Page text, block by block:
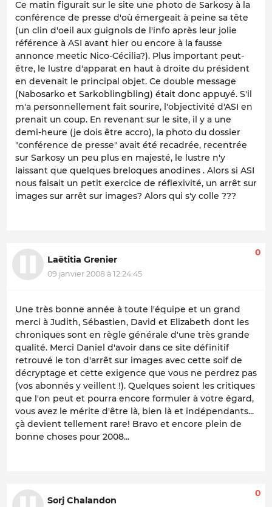
Ce matin figurait sur le site une photo de Sarkosy à la
conférence de presse d'où émergeait à peine sa tête
(un clin d'oeil aux guignols de l'info après leur jolie
référence à ASI avant hier ou encore à la fausse
annonce meetic Nico-Cécilia?). Plus important peut-
être, le lustre d'apparat en haut à droite du président
en devenait le principal objet. Ce double message
(Nabosarko et Sarkoblingbling) était donc appuyé. S'il
m'a personnellement fait sourire, l'objectivité d'ASI en
prenait un coup. En revenant sur le site, il y a une
demi-heure (je dois être accro), la photo du dossier
"conférence de presse" avait été recadrée, recentrée
sur Sarkosy un peu plus en majesté, le lustre n'y
laissant que quelques breloques anodines . Alors si ASI
nous faisait un petit exercice de réflexivité, un arrêt sur
images sur arrêt sur images? Alors qui s'y colle ???
Laëtitia Grenier
09 janvier 2008 à 12:24:45
0
Une très bonne année à toute l'équipe et un grand
merci à Judith, Sébastien, David et Elizabeth dont les
chroniques sont en règle générale d'une très grande
qualité. Merci Daniel d'avoir dans ce site définitif
retrouvé le ton d'arrêt sur images avec cette soif de
décryptage et cette exigence que vous ne perdrez pas
(vos abonnés y veillent !). Quelques soient les critiques
que l'on peut et pourra encore formuler à votre égard,
vous avez le mérite d'être là, bien là et indépendants...
çà devient tellement rare! Bravo et encore plein de
bonne choses pour 2008...
Sorj Chalandon
0